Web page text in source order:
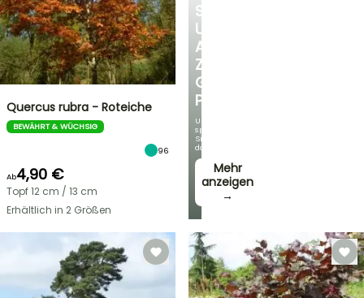
SIE
UNSERE
AUSWAHL
ZU
GÜNSTIGEN
PREISEN
Und
sparen
Sie
dabei!
Mehr
anzeigen
→
Quercus rubra - Roteiche
BEWÄHRT & WÜCHSIG
96
Ab4,90 €
Topf 12 cm / 13 cm
Erhältlich in 2 Größen